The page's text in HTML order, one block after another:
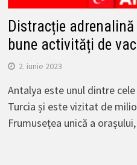
Distracție
bune activități de
2. iunie 2023
Antalya este unul dintre
Turcia și este vizitat de
Frumusețea unică a